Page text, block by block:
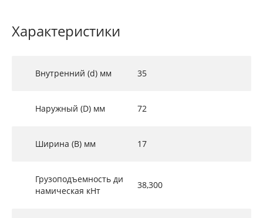
Характеристики
Внутренний (d) мм 35
Наружный (D) мм 72
Ширина (B) мм 17
Грузоподъемность ди
намическая кНт
38,300